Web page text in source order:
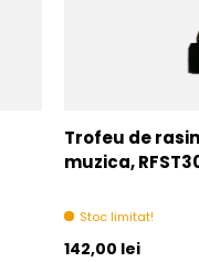
Trofeu de
muzica,
Stoc limitat!
Pret initial
142,00 lei